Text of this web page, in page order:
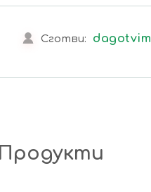
Сготви: dagotvim
Продукти